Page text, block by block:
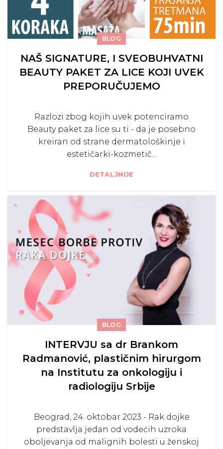
BLOG
NAŠ SIGNATURE, I SVEOBUHVATNI
BEAUTY PAKET ZA LICE KOJI UVEK
PREPORUČUJEMO
Razlozi zbog kojih uvek potenciramo
Beauty paket za lice su ti - da je posebno
kreiran od strane dermatološkinje i
estetičarki-kozmetič...
DETALJNIJE
BLOG
INTERVJU sa dr Brankom
Radmanović, plastičnim hirurgom
na Institutu za onkologiju i
radiologiju Srbije
Beograd, 24. oktobar 2023 - Rak dojke
predstavlјa jedan od vodećih uzroka
oboljevanja od malignih bolesti u ženskoj